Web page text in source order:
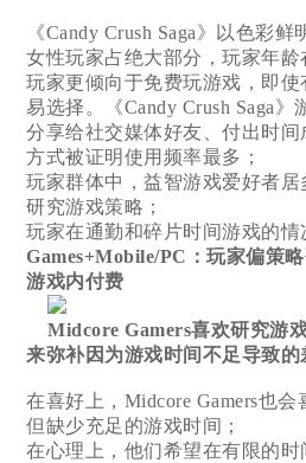
《Candy Crush Saga》以色彩
女性玩家占绝大部分，玩家年龄
玩家更倾向于免费玩游戏，即
易选择。《Candy Crush Saga
分享给社交媒体好友、付出时
方式被证明使用频率最多；
玩家群体中，益智游戏爱好者
研究游戏策略；
玩家在通勤和碎片时间游戏的
Games+Mobile/PC：玩家偏策
游戏内付费
Midcore Gamers喜欢研究游
来弥补因为游戏时间不足导致的
在喜好上，Midcore Gamers也会
但缺少充足的游戏时间；
在心理上，他们希望在有限的